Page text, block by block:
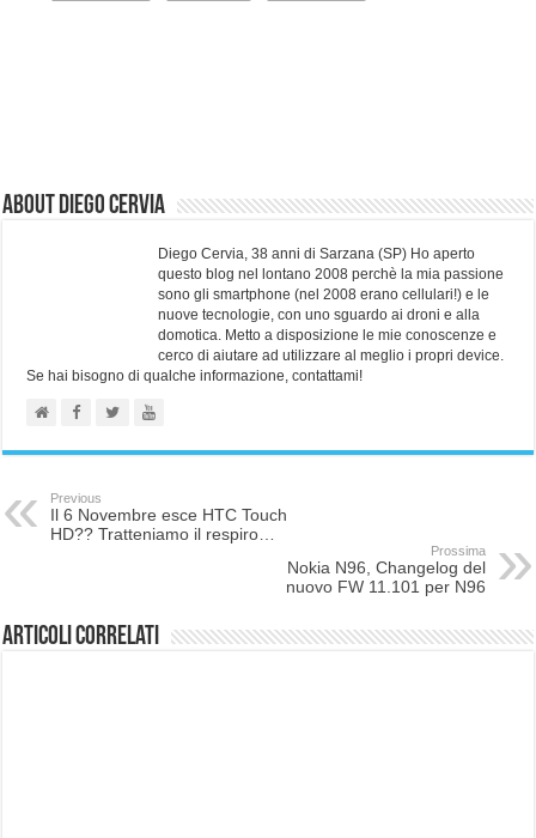
About Diego Cervia
Diego Cervia, 38 anni di Sarzana (SP) Ho aperto
questo blog nel lontano 2008 perchè la mia passione
sono gli smartphone (nel 2008 erano cellulari!) e le
nuove tecnologie, con uno sguardo ai droni e alla
domotica. Metto a disposizione le mie conoscenze e
cerco di aiutare ad utilizzare al meglio i propri device.
Se hai bisogno di qualche informazione, contattami!
Previous
Il 6 Novembre esce HTC Touch
HD?? Tratteniamo il respiro…
Prossima
Nokia N96, Changelog del
nuovo FW 11.101 per N96
Articoli correlati